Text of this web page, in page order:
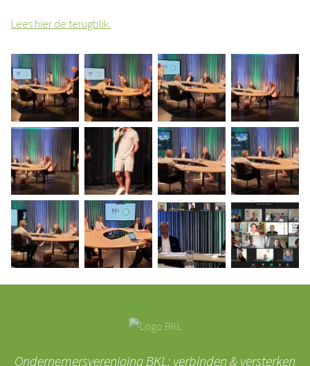
Lees hier de terugblik.
Ondernemersvereniging BKL: verbinden & versterken